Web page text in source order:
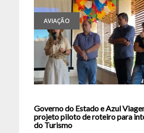
AVIAÇÃO
Governo do Estado e Azul
projeto piloto de roteiro para
do Turismo